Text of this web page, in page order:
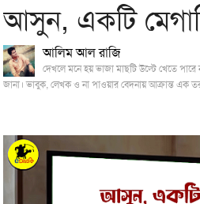
আসুন, একটি
আলিম আল রাজি
দেখলে মনে হয় ভাজা মাছটি উল্টে খেতে পারে
জানা। ভাবুক, লেখক ও না পাওয়ার বেদনায় আক্রান্ত এক